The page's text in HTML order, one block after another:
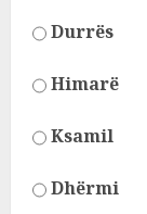
Durrës
Himarë
Ksamil
Dhërmi